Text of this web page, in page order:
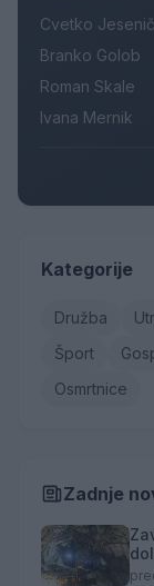
Cvetko
Branko Golob
Roman Skale
Ivana Mernik
Kategorije
Družba
Šport
Osmrtnice
Zadnje